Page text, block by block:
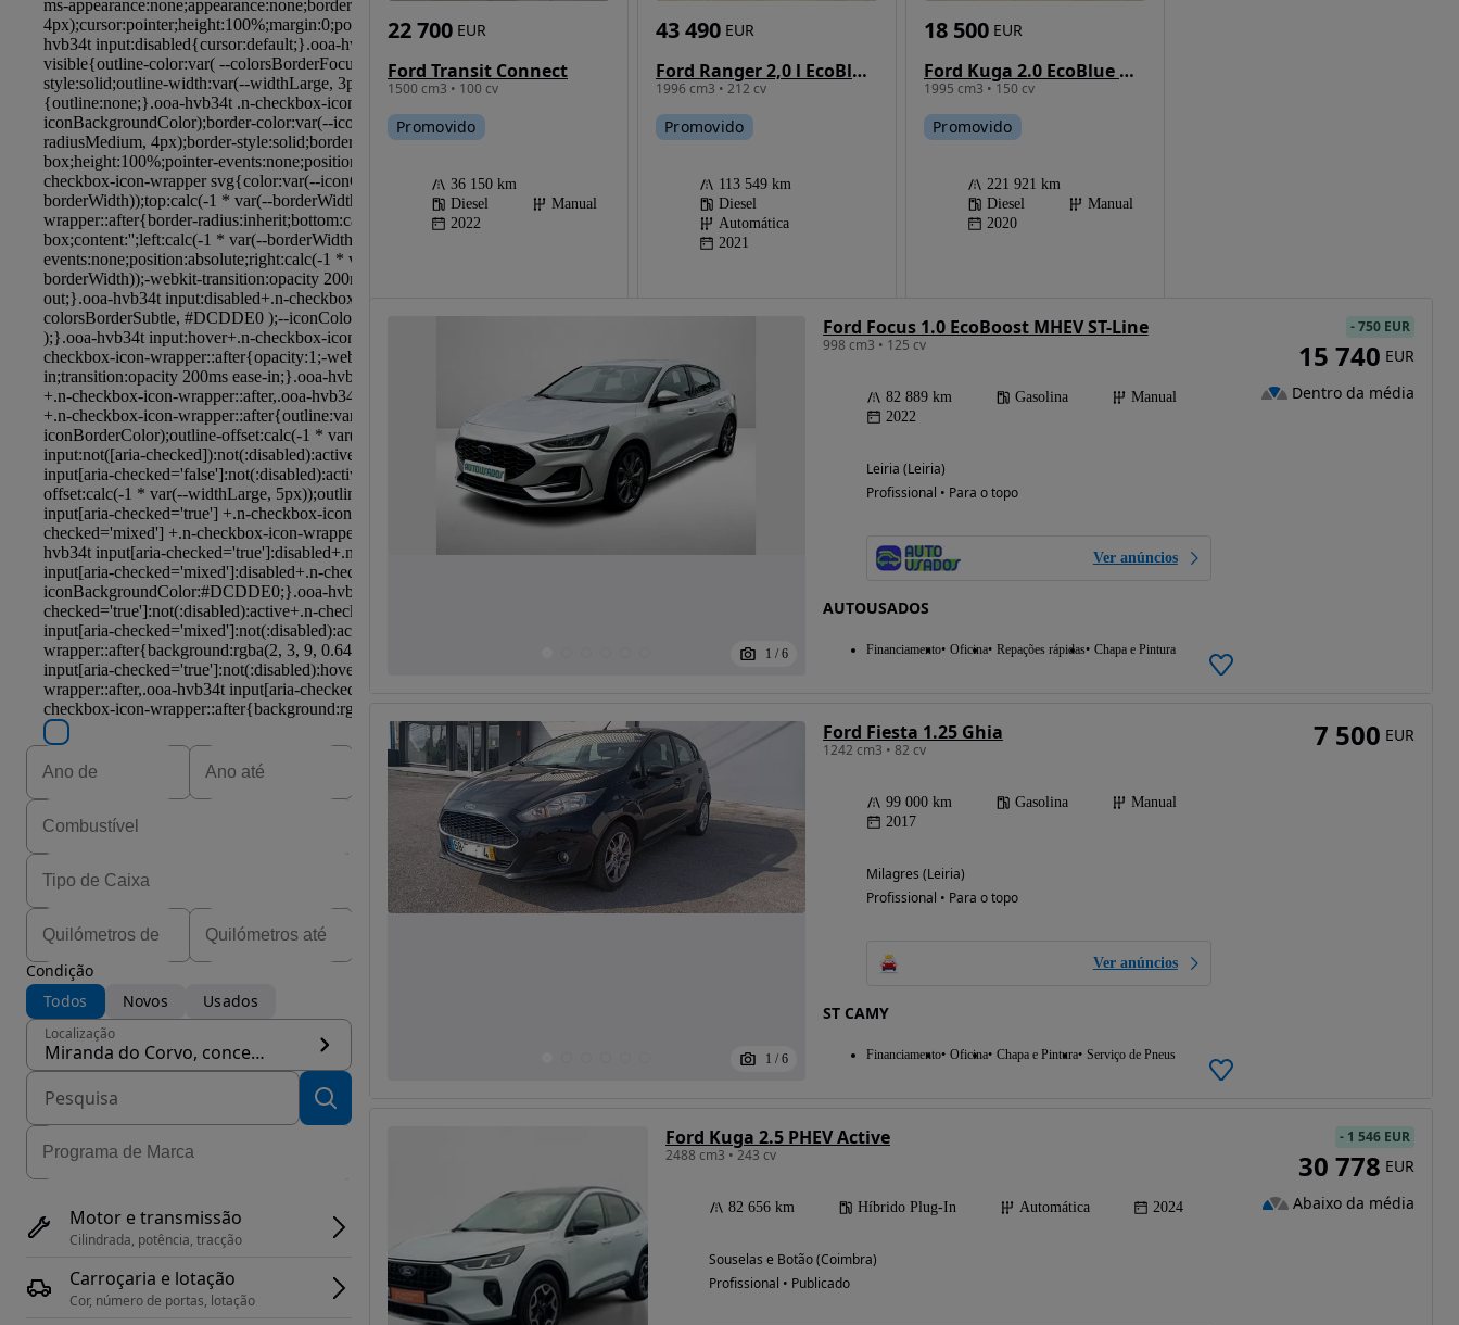
Condição
Todos
Novos Usados
Localização
Miranda do Corvo, concelho Miranda do Corvo
Motor e transmissão
Cilindrada, potência, tracção
Carroçaria e lotação
Cor, número de portas, lotação
Ford Transit Connect
1500 cm3 • 100 cv
22 700 EUR
Promovido
36 150 km
Diesel
Manual
2022
Ford Ranger 2,0 l EcoBlue Auto Raptor
1996 cm3 • 212 cv
43 490 EUR
Promovido
113 549 km
Diesel
Automática
2021
Ford Kuga 2.0 EcoBlue Hybrid ST-LINE
1995 cm3 • 150 cv
18 500 EUR
Promovido
221 921 km
Diesel
Manual
2020
1 / 6
Ford Focus 1.0 EcoBoost MHEV ST-Line
998 cm3 • 125 cv
82 889 km Gasolina
Manual
2022
Leiria (Leiria)
Profissional • Para o topo
Ver anúncios
AUTOUSADOS
Financiamento Oficina Repações rápidas Chapa e Pintura
-750 EUR
15 740 EUR
Dentro da média
1 / 6
Ford Fiesta 1.25 Ghia
1242 cm3 • 82 cv
99 000 km Gasolina
Manual
2017
Milagres (Leiria)
Profissional • Para o topo
Ver anúncios
ST CAMY
Financiamento Oficina Chapa e Pintura Serviço de Pneus
7 500 EUR
Ford Kuga 2.5 PHEV Active
2488 cm3 • 243 cv
82 656 km Híbrido Plug-In Automática 2024
Souselas e Botão (Coimbra)
Profissional • Publicado
- 1 546 EUR
30 778 EUR
Abaixo da média